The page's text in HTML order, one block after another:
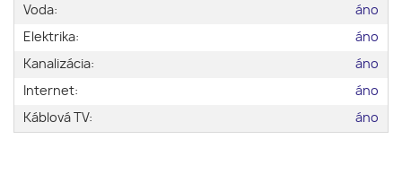
Voda:
áno
Elektrika:
áno
Kanalizácia:
áno
Internet:
áno
Káblová TV:
áno